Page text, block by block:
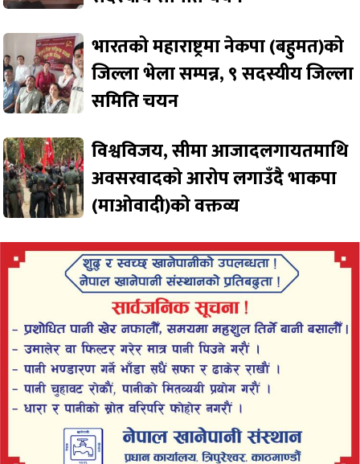
भारतको महाराष्ट्रमा नेकपा (बहुमत)को
जिल्ला भेला सम्पन्न, ९ सदस्यीय जिल्ला
समिति चयन
विश्वविजय, सीमा आजादलगायतमाथि
अवसरवादको आरोप लगाउँदै भाकपा
(माओवादी)को वक्तव्य